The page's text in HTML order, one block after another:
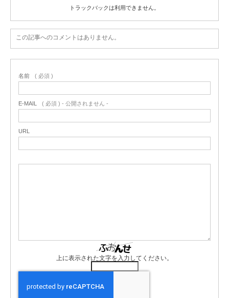
トラックバックは利用できません。
この記事へのコメントはありません。
名前 ( 必須 )
E-MAIL ( 必須 ) - 公開されません -
URL
上に表示された文字を入力してください。